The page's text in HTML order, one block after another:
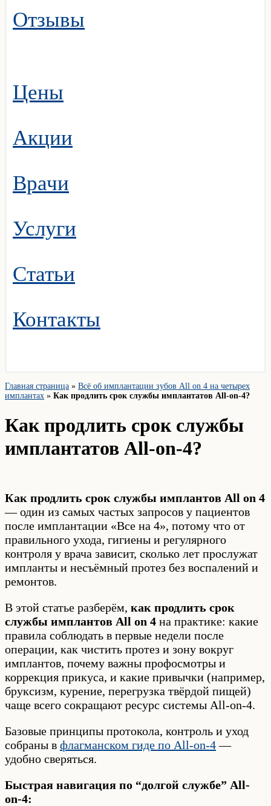
Отзывы
Цены
Акции
Врачи
Услуги
Статьи
Контакты
Главная страница » Всё об имплантации зубов All on 4 на четырех
имплантах » Как продлить срок службы имплантатов All-on-4?
Как продлить срок службы
имплантатов All-on-4?
Как продлить срок службы имплантов All on 4
— один из самых частых запросов у пациентов
после имплантации «Все на 4», потому что от
правильного ухода, гигиены и регулярного
контроля у врача зависит, сколько лет прослужат
импланты и несъёмный протез без воспалений и
ремонтов.
В этой статье разберём, как продлить срок
службы имплантов All on 4 на практике: какие
правила соблюдать в первые недели после
операции, как чистить протез и зону вокруг
имплантов, почему важны профосмотры и
коррекция прикуса, и какие привычки (например,
бруксизм, курение, перегрузка твёрдой пищей)
чаще всего сокращают ресурс системы All-on-4.
Базовые принципы протокола, контроль и уход
собраны в флагманском гиде по All-on-4—
удобно сверяться.
Быстрая навигация по “долгой службе” All-
on-4: